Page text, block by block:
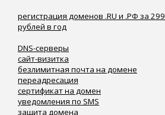
регистрация доменов .RU и .РФ за 299
рублей в год
DNS-серверы
сайт-визитка
безлимитная почта на домене
переадресация
сертификат на домен
уведомления по SMS
защита домена